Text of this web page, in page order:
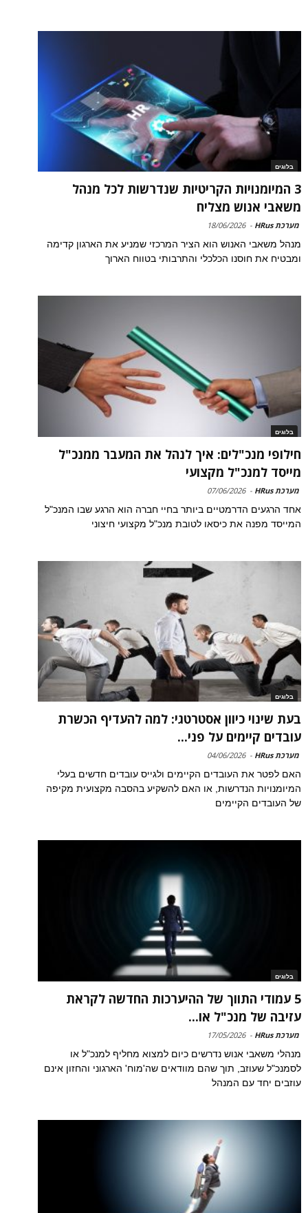
בלוגים
3 המיומנויות הקריטיות שנדרשות לכל מנהל
משאבי אנוש מצליח
מערכת HRus -
18/06/2026
מנהל משאבי האנוש הוא הציר המרכזי שמניע את הארגון קדימה
ומבטיח את חוסנו הכלכלי והתרבותי בטווח הארוך
בלוגים
חילופי מנכ"לים: איך לנהל את המעבר ממנכ"ל
מייסד למנכ"ל מקצועי
מערכת HRus -
07/06/2026
אחד הרגעים הדרמטיים ביותר בחיי חברה הוא הרגע שבו המנכ"ל
המייסד מפנה את כיסאו לטובת מנכ"ל מקצועי חיצוני
בלוגים
בעת שינוי כיוון אסטרטגי: למה להעדיף הכשרת
עובדים קיימים על פני...
מערכת HRus -
04/06/2026
האם לפטר את העובדים הקיימים ולגייס עובדים חדשים בעלי
המיומנויות הנדרשות, או האם להשקיע בהסבה מקצועית מקיפה
של העובדים הקיימים
בלוגים
5 עמודי התווך של ההיערכות החדשה לקראת
עזיבה של מנכ"ל או...
מערכת HRus -
17/05/2026
מנהלי משאבי אנוש נדרשים כיום למצוא מחליף למנכ"ל או
לסמנכ"ל שעוזב, תוך שהם מוודאים שה'מוח' הארגוני והחזון אינם
עוזבים יחד עם המנהל